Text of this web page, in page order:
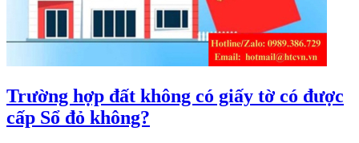
Trường hợp đất không có giấy tờ có được
cấp Sổ đỏ không?